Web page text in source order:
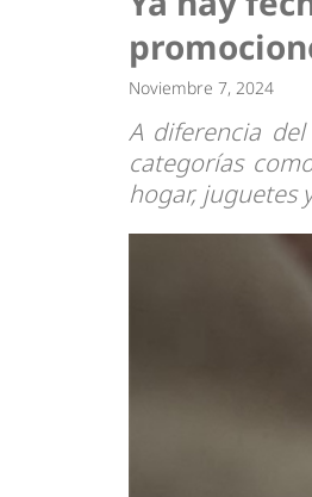
Tendencias
Estrategias
Noviembre 7, 2024
A diferencia
categorías
hogar, juguetes